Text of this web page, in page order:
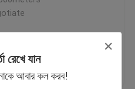
রেখে যান
আবার কল করব!
আমাদের সাথে যোগাযোগ